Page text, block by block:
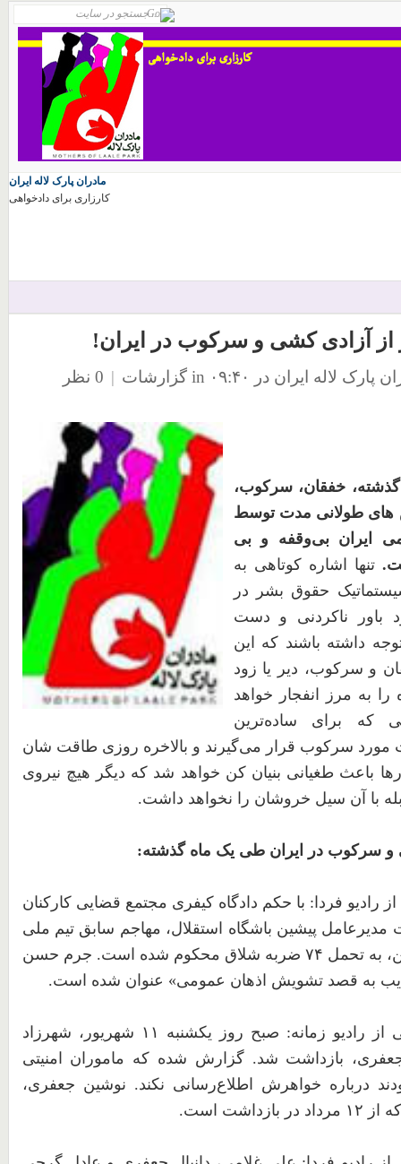
مادران پارک لاله ایران
کارزاری برای دادخواهی
از آزادی کشی و سرکوب در ایران!
پارک لاله ایران در ۰۹:۴۰ in گزارشات | 0 نظر
خفقان، سرکوب،
های طولانی مدت توسط
ایران بی‌وقفه و بی
تنها اشاره کوتاهی به
حقوق بشر در
باور ناکردنی و دست
داشته باشند که این
و سرکوب، دیر یا زود
به مرز انفجار خواهد
که برای ساده‌ترین
سرکوب قرار می‌گیرند و بالاخره روزی طاقت شان
باعث طغیانی بنیان کن خواهد شد که دیگر هیچ نیروی
با آن سیل خروشان را نخواهد داشت.
و سرکوب در ایران طی یک ماه گذشته:
رادیو فردا: با حکم دادگاه کیفری مجتمع قضایی کارکنان
مدیرعامل پیشین باشگاه استقلال، مهاجم سابق تیم ملی
به تحمل ۷۴ ضربه شلاق محکوم شده است. جرم حسن
به قصد تشویش اذهان عمومی» عنوان شده است.
از رادیو زمانه: صبح روز یکشنبه ۱۱ شهریور، شهرزاد
بازداشت شد. گزارش شده که ماموران
امنیتی
درباره خواهرش اطلاع‌رسانی نکند. نوشین جعفری،
که از ۱۲ مرداد در بازداشت است.